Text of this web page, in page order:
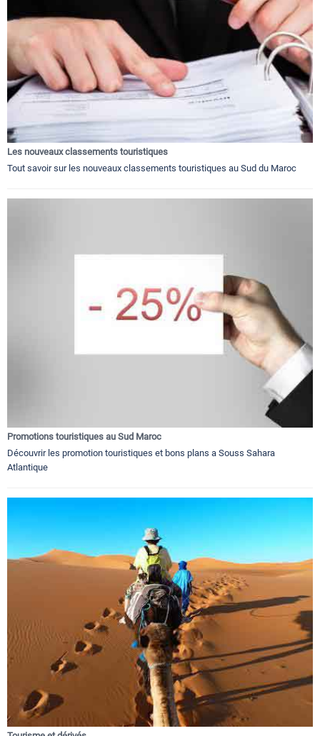
Les nouveaux classements touristiques
Tout savoir sur les nouveaux classements touristiques au Sud du Maroc
Promotions touristiques au Sud Maroc
Découvrir les promotion touristiques et bons plans a Souss Sahara
Atlantique